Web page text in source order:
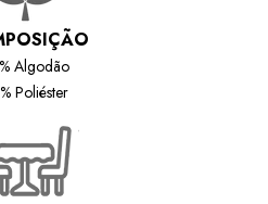
Algodão
Poliéster